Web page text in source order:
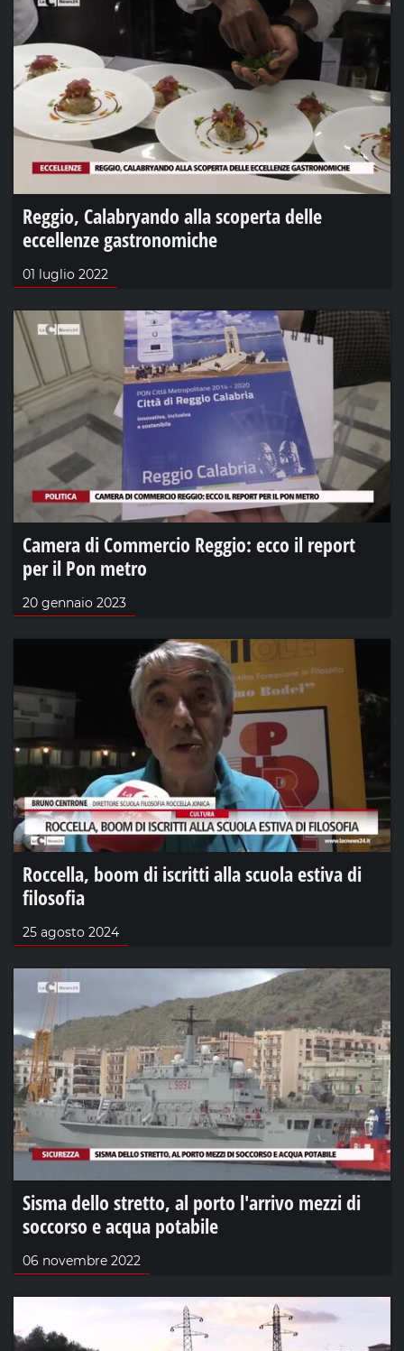
Reggio, Calabryando alla scoperta delle
eccellenze gastronomiche
01 luglio 2022
Camera di Commercio Reggio: ecco il report
per il Pon metro
20 gennaio 2023
Roccella, boom di iscritti alla scuola estiva di
filosofia
25 agosto 2024
Sisma dello stretto, al porto l'arrivo mezzi di
soccorso e acqua potabile
06 novembre 2022